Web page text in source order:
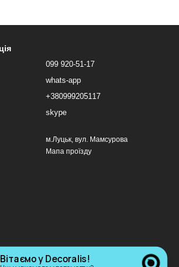
099 920-51-17
whats-app
+380999205117
skype
м.Луцьк, вул. Мамсурова
Мапа проїзду
Вітаємо у Decoralis!